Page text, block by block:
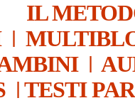
IL
|
|
| TESTI